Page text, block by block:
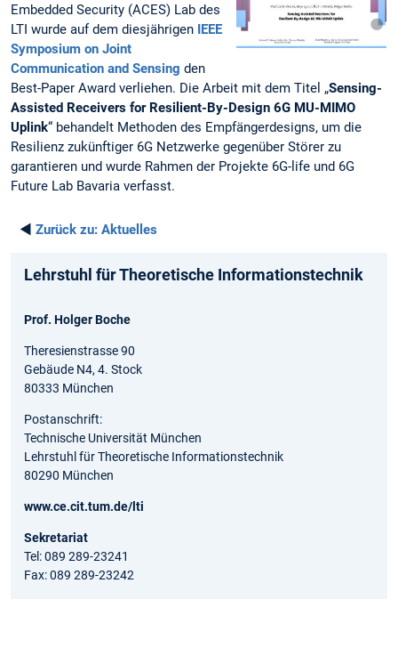
Embedded Security (ACES) Lab des
LTI wurde auf dem diesjährigen
IEEE
Symposium on Joint
Communication and Sensing den
Best-Paper Award verliehen. Die Arbeit mit dem Titel „Sensing-
Assisted Receivers for Resilient-By-Design 6G MU-MIMO
Uplink“ behandelt Methoden des Empfängerdesigns, um die
Resilienz zukünftiger 6G Netzwerke gegenüber Störer zu
garantieren und wurde Rahmen der Projekte 6G-life und 6G
Future Lab Bavaria verfasst.
◄ Zurück zu: Aktuelles
Lehrstuhl für Theoretische Informationstechnik
Prof. Holger Boche
Theresienstrasse 90
Gebäude N4, 4. Stock
80333 München
Postanschrift:
Technische Universität München
Lehrstuhl für Theoretische Informationstechnik
80290 München
www.ce.cit.tum.de/lti
Sekretariat
Tel: 089 289-23241
Fax: 089 289-23242